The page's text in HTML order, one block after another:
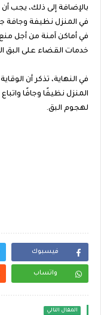
بالإضافة إلى ذلك، يجب
في المنزل نظيفة وجافة
في أماكن آمنة من أجل
خدمات القضاء على البق
في النهاية، تذكر أن
المنزل نظيفًا وجافًا
لهجوم البق.
فيسبوك
واتساب
المقال التالي